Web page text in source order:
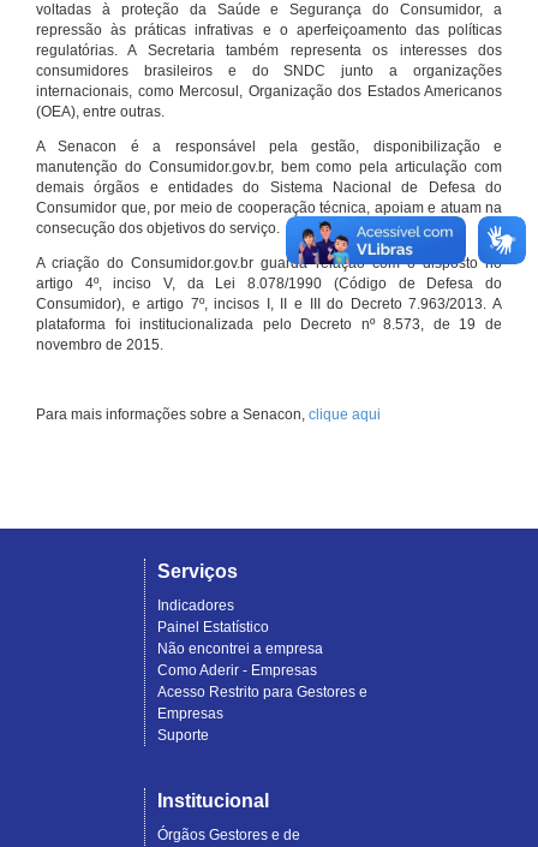
voltadas à proteção da Saúde e Segurança do Consumidor, a
repressão às práticas infrativas e o aperfeiçoamento das políticas
regulatórias. A Secretaria também representa os interesses dos
consumidores brasileiros e do SNDC junto a organizações
internacionais, como Mercosul, Organização dos Estados Americanos
(OEA), entre outras.
A Senacon é a responsável pela gestão, disponibilização e
manutenção do Consumidor.gov.br, bem como pela articulação com
demais órgãos e entidades do Sistema Nacional de Defesa do
Consumidor que, por meio de cooperação técnica, apoiam e atuam na
consecução dos objetivos do serviço.
A criação do Consumidor.gov.br guarda relação com o disposto no
artigo 4º, inciso V, da Lei 8.078/1990 (Código de Defesa do
Consumidor), e artigo 7º, incisos I, II e III do Decreto 7.963/2013. A
plataforma foi institucionalizada pelo Decreto nº 8.573, de 19 de
novembro de 2015.
Para mais informações sobre a Senacon, clique aqui
Serviços
Indicadores
Painel Estatístico
Não encontrei a empresa
Como Aderir - Empresas
Acesso Restrito para Gestores e
Empresas
Suporte
Institucional
Órgãos Gestores e de